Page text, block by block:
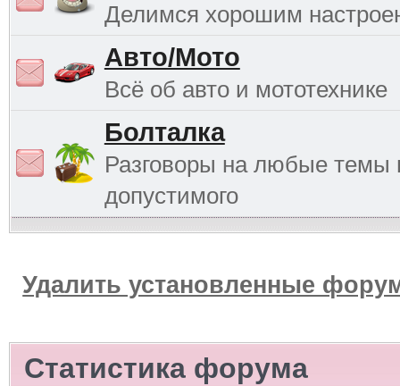
Делимся хорошим
Авто/Мото
Всё об авто и мототехнике
Болталка
Разговоры на любые темы
допустимого
Удалить установленные
Статистика форума